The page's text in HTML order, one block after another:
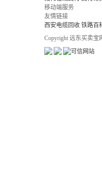
移动端服务
友情链接
西安电缆回收 铁路百
Copyright 远东买卖宝